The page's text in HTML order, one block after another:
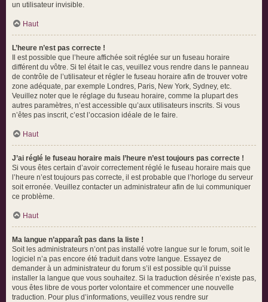
un utilisateur invisible.
Haut
L’heure n’est pas correcte !
Il est possible que l’heure affichée soit réglée sur un fuseau horaire
différent du vôtre. Si tel était le cas, veuillez vous rendre dans le panneau
de contrôle de l’utilisateur et régler le fuseau horaire afin de trouver votre
zone adéquate, par exemple Londres, Paris, New York, Sydney, etc.
Veuillez noter que le réglage du fuseau horaire, comme la plupart des
autres paramètres, n’est accessible qu’aux utilisateurs inscrits. Si vous
n’êtes pas inscrit, c’est l’occasion idéale de le faire.
Haut
J’ai réglé le fuseau horaire mais l’heure n’est toujours pas correcte !
Si vous êtes certain d’avoir correctement réglé le fuseau horaire mais que
l’heure n’est toujours pas correcte, il est probable que l’horloge du serveur
soit erronée. Veuillez contacter un administrateur afin de lui communiquer
ce problème.
Haut
Ma langue n’apparaît pas dans la liste !
Soit les administrateurs n’ont pas installé votre langue sur le forum, soit le
logiciel n’a pas encore été traduit dans votre langue. Essayez de
demander à un administrateur du forum s’il est possible qu’il puisse
installer la langue que vous souhaitez. Si la traduction désirée n’existe pas,
vous êtes libre de vous porter volontaire et commencer une nouvelle
traduction. Pour plus d’informations, veuillez vous rendre sur